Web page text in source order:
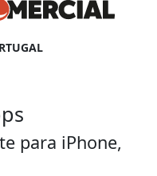
para iPhone,